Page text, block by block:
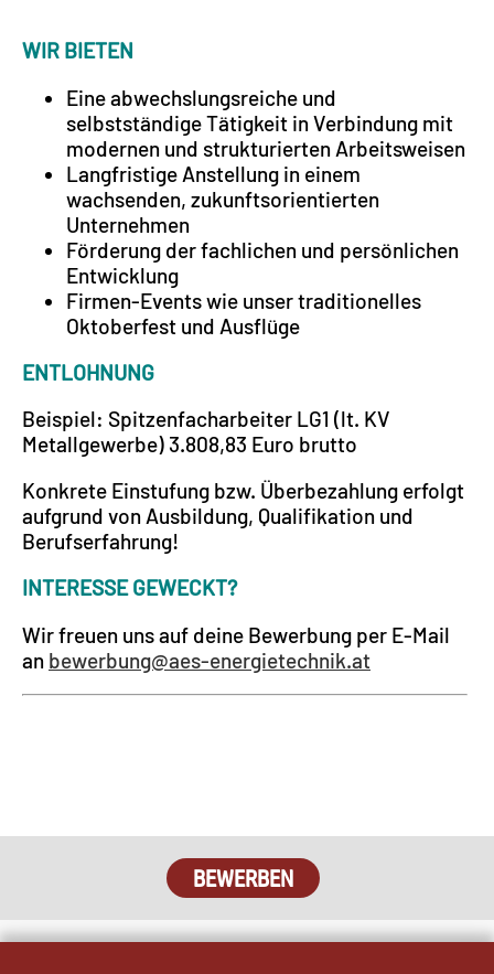
WIR BIETEN
Eine abwechslungsreiche und
selbstständige Tätigkeit in Verbindung mit
modernen und strukturierten Arbeitsweisen
Langfristige Anstellung in einem
wachsenden, zukunftsorientierten
Unternehmen
Förderung der fachlichen und persönlichen
Entwicklung
Firmen-Events wie unser traditionelles
Oktoberfest und Ausflüge
ENTLOHNUNG
Beispiel: Spitzenfacharbeiter LG1 (lt. KV
Metallgewerbe) 3.808,83 Euro brutto
Konkrete Einstufung bzw. Überbezahlung erfolgt
aufgrund von Ausbildung, Qualifikation und
Berufserfahrung!
INTERESSE GEWECKT?
Wir freuen uns auf deine Bewerbung per E-Mail
an bewerbung@aes-energietechnik.at
BEWERBEN